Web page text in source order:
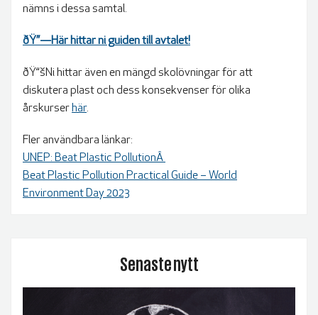
nämns i dessa samtal.
ðŸ”—Här hittar ni guiden till avtalet!
ðŸ“šNi hittar även en mängd skolövningar för att
diskutera plast och dess konsekvenser för olika
årskurser här.
Fler användbara länkar:
UNEP: Beat Plastic PollutionÂ
Beat Plastic Pollution Practical Guide – World
Environment Day 2023
Senaste nytt